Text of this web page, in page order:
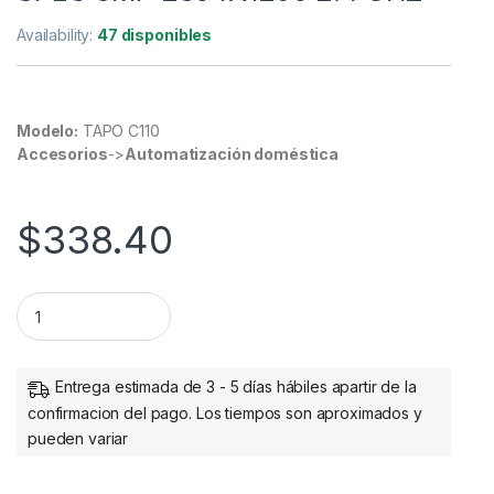
Availability: 47 disponibles
Modelo: TAPO C110
Accesorios->Automatización doméstica
$338.40
HOME SECURITY WI-FI CAMERA SPEC 3MP 2304X1296 2.4
Entrega estimada de 3 - 5 días hábiles apartir de la
confirmacion del pago. Los tiempos son aproximados y
pueden variar